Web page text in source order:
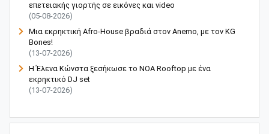
επετειακής γιορτής σε εικόνες και video
(05-08-2026)
Μια εκρηκτική Afro-House βραδιά στον Anemo, με τον KG
Bones!
(13-07-2026)
Η Έλενα Κώνστα ξεσήκωσε το NOA Rooftop με ένα
εκρηκτικό DJ set
(13-07-2026)